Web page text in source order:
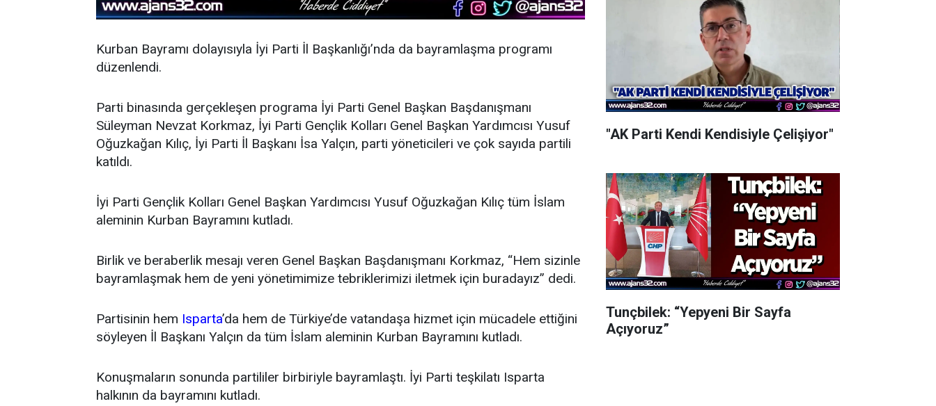
Kurban Bayramı dolayısıyla İyi Parti İl Başkanlığı’nda da bayramlaşma programı
düzenlendi.
Parti binasında gerçekleşen programa İyi Parti Genel Başkan Başdanışmanı
Süleyman Nevzat Korkmaz, İyi Parti Gençlik Kolları Genel Başkan Yardımcısı Yusuf
Oğuzkağan Kılıç, İyi Parti İl Başkanı İsa Yalçın, parti yöneticileri ve çok sayıda partili
katıldı.
İyi Parti Gençlik Kolları Genel Başkan Yardımcısı Yusuf Oğuzkağan Kılıç tüm İslam
aleminin Kurban Bayramını kutladı.
Birlik ve beraberlik mesajı veren Genel Başkan Başdanışmanı Korkmaz, “Hem sizinle
bayramlaşmak hem de yeni yönetimimize tebriklerimizi iletmek için buradayız” dedi.
Partisinin hem Isparta’da hem de Türkiye’de vatandaşa hizmet için mücadele ettiğini
söyleyen İl Başkanı Yalçın da tüm İslam aleminin Kurban Bayramını kutladı.
Konuşmaların sonunda partililer birbiriyle bayramlaştı. İyi Parti teşkilatı Isparta
halkının da bayramını kutladı.
"AK Parti Kendi Kendisiyle Çelişiyor"
Tunçbilek: “Yepyeni Bir Sayfa
Açıyoruz”